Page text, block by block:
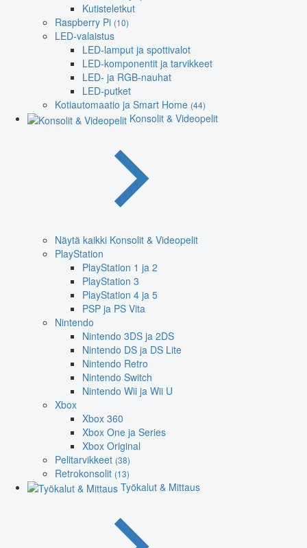
Kutisteletkut
Raspberry Pi (10)
LED-valaistus
LED-lamput ja spottivalot
LED-komponentit ja tarvikkeet
LED- ja RGB-nauhat
LED-putket
Kotiautomaatio ja Smart Home (44)
Konsolit & Videopelit
Näytä kaikki Konsolit & Videopelit
PlayStation
PlayStation 1 ja 2
PlayStation 3
PlayStation 4 ja 5
PSP ja PS Vita
Nintendo
Nintendo 3DS ja 2DS
Nintendo DS ja DS Lite
Nintendo Retro
Nintendo Switch
Nintendo Wii ja Wii U
Xbox
Xbox 360
Xbox One ja Series
Xbox Original
Pelitarvikkeet (38)
Retrokonsolit (13)
Työkalut & Mittaus